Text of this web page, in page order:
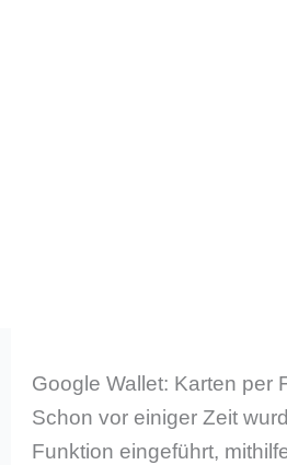
Google Wallet: Karten per
Schon vor einiger Zeit
Funktion eingeführt,